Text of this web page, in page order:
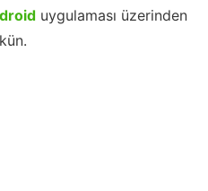
uygulaması üzerinden